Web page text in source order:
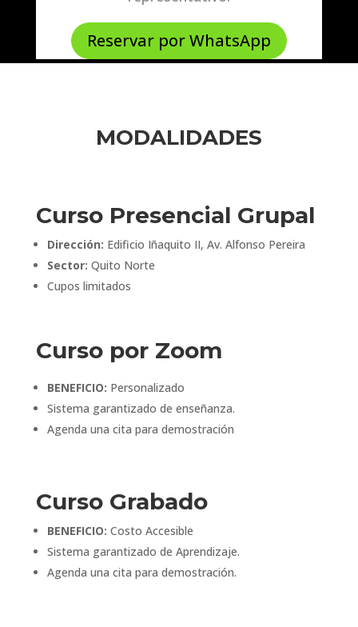
Reservar por WhatsApp
MODALIDADES
Curso Presencial Grupal
Dirección: Edificio Iñaquito II, Av. Alfonso Pereira
Sector: Quito Norte
Cupos limitados
Curso por Zoom
BENEFICIO: Personalizado
Sistema garantizado de enseñanza.
Agenda una cita para demostración
Curso Grabado
BENEFICIO: Costo Accesible
Sistema garantizado de Aprendizaje.
Agenda una cita para demostración.